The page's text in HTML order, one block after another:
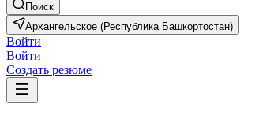
Поиск
Архангельское (Республика Башкортостан)
Войти
Войти
Создать резюме